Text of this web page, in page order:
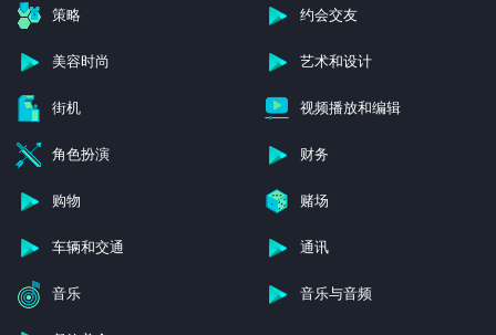
策略 约会交友
美容时尚 艺术和设计
街机 视频播放和编辑
角色扮演 财务
购物 赌场
车辆和交通 通讯
音乐 音乐与音频